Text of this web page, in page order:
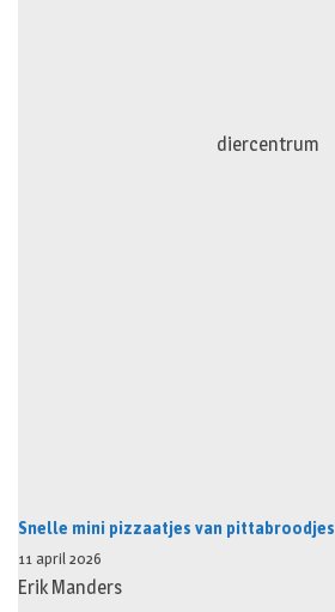
diercentrum
Snelle mini pizzaatjes van pittabroodjes
11 april 2026
Erik Manders